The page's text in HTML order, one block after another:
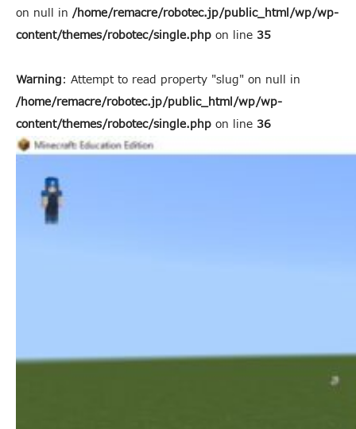
on null in /home/remacre/robotec.jp/public_html/wp/wp-
content/themes/robotec/single.php on line 35
Warning: Attempt to read property "slug" on null in
/home/remacre/robotec.jp/public_html/wp/wp-
content/themes/robotec/single.php on line 36